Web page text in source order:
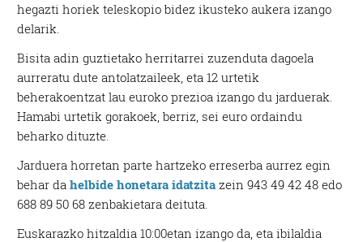
hegazti horiek teleskopio bidez ikusteko aukera izango
delarik.
Bisita adin guztietako herritarrei zuzenduta dagoela
aurreratu dute antolatzaileek, eta 12 urtetik
beherakoentzat lau euroko prezioa izango du jarduerak.
Hamabi urtetik gorakoek, berriz, sei euro ordaindu
beharko dituzte.
Jarduera horretan parte hartzeko erreserba aurrez egin
behar dahelbide honetara idatzita zein 943 49 42 48 edo
688 89 50 68 zenbakietara deituta.
Euskarazko hitzaldia 10:00etan izango da, eta ibilaldia